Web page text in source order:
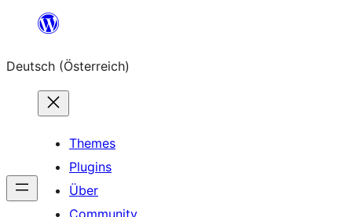
springen
Deutsch (Österreich)
Themes
Plugins
Über
Community